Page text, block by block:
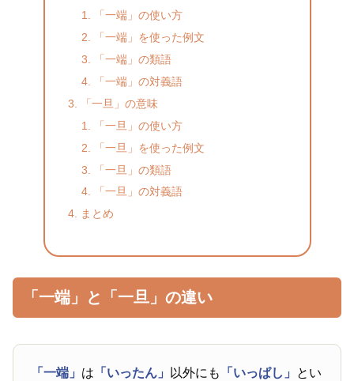
「一端」の使い方
「一端」を使った例文
「一端」の類語
「一端」の対義語
「一旦」の意味
「一旦」の使い方
「一旦」を使った例文
「一旦」の類語
「一旦」の対義語
まとめ
「一端」と「一旦」の違い
「一端」 は 「いったん」 以外にも 「いっぱし」 とい